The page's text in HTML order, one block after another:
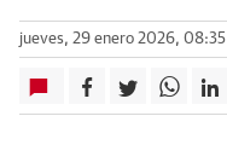
jueves, 29 enero 2026, 08:35